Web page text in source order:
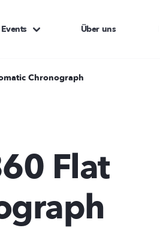
Events Über uns
Chronograph
Flat